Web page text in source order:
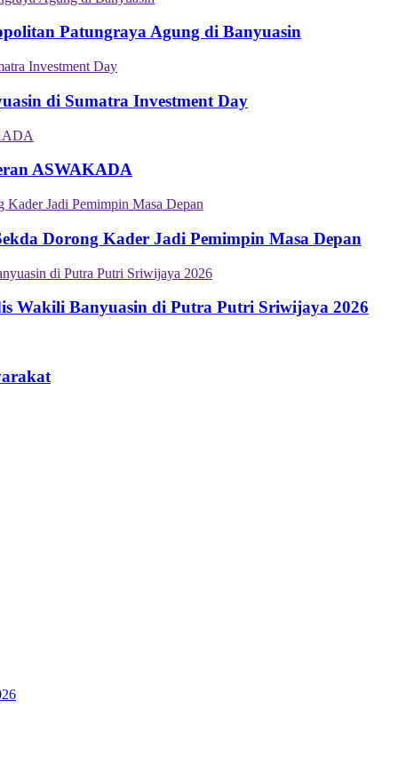
Patungraya Agung di Banyuasin
di Sumatra Investment Day
ASWAKADA
Dorong Kader Jadi Pemimpin Masa Depan
Wakili Banyuasin di Putra Putri Sriwijaya 2026